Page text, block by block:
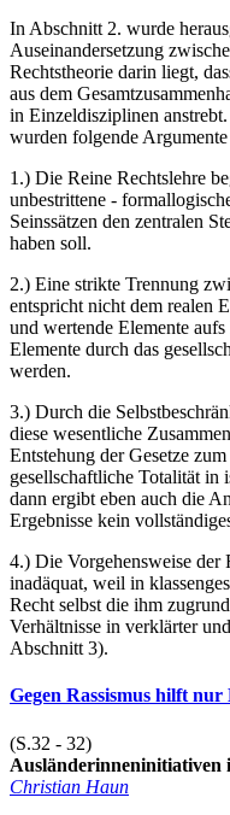
In Abschnitt 2. wurde
Auseinandersetzung
Rechtstheorie darin liegt,
aus dem
in Einzeldisziplinen
wurden folgende
1.) Die Reine Rechtslehre
unbestrittene -
Seinssätzen den zentralen
haben soll.
2.) Eine strikte Trennung
entspricht nicht dem realen
und wertende Elemente
Elemente durch das
werden.
3.) Durch die
diese wesentliche
Entstehung der Gesetze
gesellschaftliche Totalität in
dann ergibt eben auch die
Ergebnisse kein
4.) Die Vorgehensweise der
inadäquat, weil in
Recht selbst die ihm
Verhältnisse in verklärter
Abschnitt 3).
Gegen Rassismus hilft
(S.32 - 32)
Ausländerinneninitiativen
Christian Haun